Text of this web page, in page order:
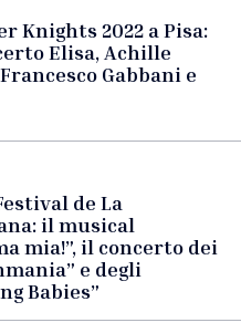
Knights 2022 a Pisa:
Elisa, Achille
Gabbani e
de La
il musical
mia!”, il concerto dei
e degli
Babies”